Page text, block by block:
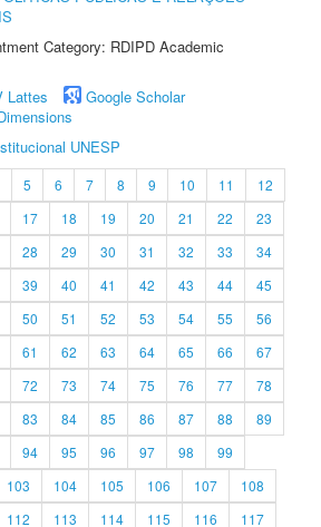
Category: RDIPD Academic
Lattes
Google Scholar
UNESP
5 6 7 8 9 10 11
12
17 18 19 20 21 22
23
28 29 30 31 32 33
34
39 40 41 42 43 44
45
50 51 52 53 54 55
56
61 62 63 64 65 66
67
72 73 74 75 76 77
78
83 84 85 86 87 88
89
94 95 96 97 98
99
103 104 105 106 107
108
112 113 114 115 116
117